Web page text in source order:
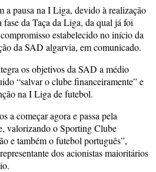
a pausa na I Liga, devido à realização
da Taça da Liga, da qual já foi
estabelecido no início da
da SAD algarvia, em comunicado.
os objetivos da SAD a médio
“salvar o clube financeiramente” e
na I Liga de futebol.
a começar agora e passa pela
valorizando o Sporting Clube
e também o futebol português”,
dos acionistas maioritários